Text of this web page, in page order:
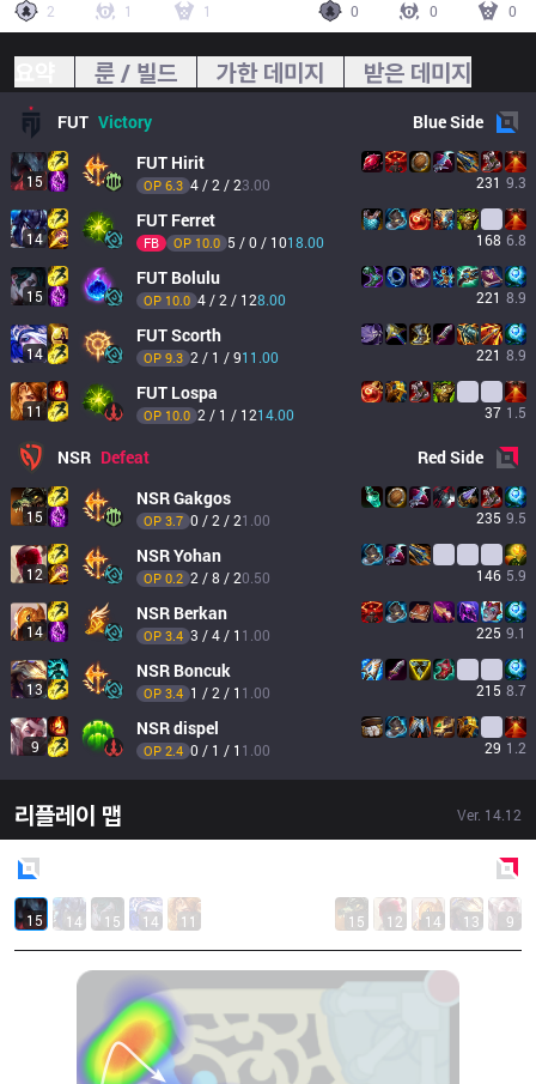
2
1 1
0
0 0
룬 / 빌드 가한 데미지 받은 데미지
FUT Victory BlueSide
15
FUT Hirit
OP 6.3 4 / 2 / 23.00 231 9.3
14
FUT Ferret
FB OP 10.0 5 / 0 / 1018.00 168 6.8
15
FUT Bolulu
OP 10.0 4 / 2 / 128.00 221 8.9
14
FUTScorth
OP 9.3 2 / 1 / 911.00 221 8.9
11
FUT Lospa
OP 10.0 2 / 1 / 1214.00 37 1.5
NSR Defeat RedSide
15
NSRGakgos
OP 3.7 0 / 2 / 21.00 235 9.5
12
NSRYohan
OP 0.2 2 / 8 / 20.50 146 5.9
14
NSR Berkan
OP 3.4 3 / 4 / 1 1.00 225 9.1
13
NSR Boncuk
OP 3.4 1 / 2 / 1 1.00 215 8.7
9
NSRdispel
OP 2.4 0 / 1 / 1 1.00 29 1.2
리플레이 맵 Ver. 14.12
15 14 15 14 11 15 12 14 13 9